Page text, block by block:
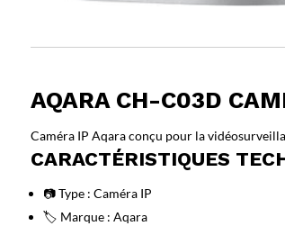
AQARA CH-C03D
Caméra IP Aqara conçu pour la
CARACTÉRISTIQUES
📷 Type : Caméra IP
🏷️ Marque : Aqara